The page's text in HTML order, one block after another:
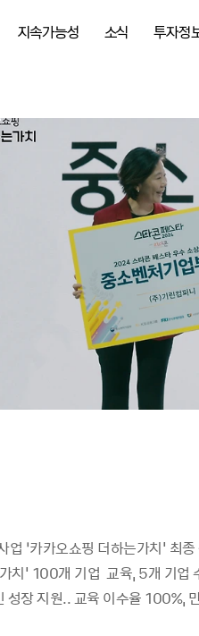
지속가능성 소식 투자정
업 ‘카카오쇼핑 더하는가치' 최
치' 100개 기업 교육, 5개 기업
성장 지원.. 교육 이수율 100%,